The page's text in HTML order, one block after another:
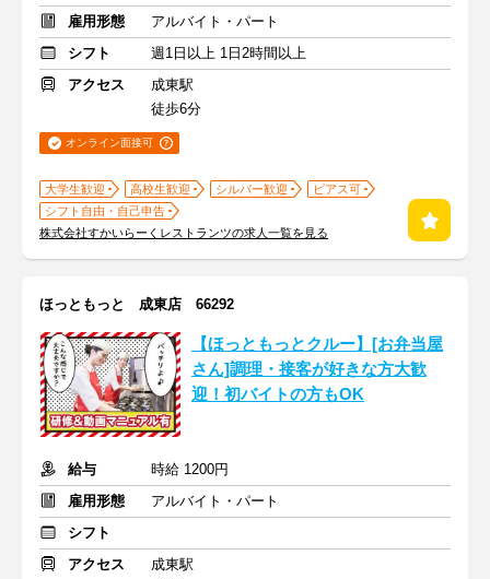
雇用形態
アルバイト・パート
シフト
週1日以上 1日2時間以上
アクセス
成東駅
徒歩6分
オンライン面接可
大学生歓迎 高校生歓迎 シルバー歓迎
ピアス可
シフト自由・自己申告
株式会社すかいらーくレストランツの求人一覧を見る
ほっともっと 成東店 66292
【ほっともっとクルー】[お弁当屋
さん]調理・接客が好きな方大歓
迎！初バイトの方もOK
給与
時給 1200円
雇用形態
アルバイト・パート
シフト
アクセス
成東駅